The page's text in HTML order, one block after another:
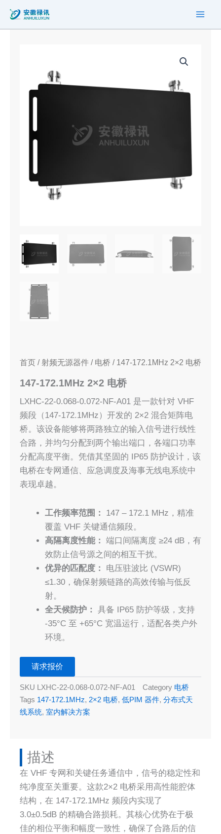
首页 / 射频无源器件 / 电桥 / 147-172.1MHz 2×2 电桥
147-172.1MHz 2×2 电桥
LXHC-22-0.068-0.072-NF-A01 是一款针对 VHF
频段（147-172.1MHz）开发的 2×2 混合矩阵电
桥。该设备能够将两路独立的输入信号进行线性
合路，并均匀分配到两个输出端口，各端口功率
分配高度平衡。凭借其坚固的 IP65 防护设计，该
电桥在专网通信、应急调度及海事无线电系统中
表现卓越。
工作频率范围：
147 – 172.1 MHz，精准
覆盖 VHF 关键通信频段。
高隔离度性能：
端口间隔离度 ≥24 dB，有
效防止信号源之间的相互干扰。
优异的匹配度：
电压驻波比 (VSWR)
≤1.30，确保射频链路的高效传输与低反
射。
全天候防护：
具备 IP65 防护等级，支持
-35°C 至 +65°C 宽温运行，适配各类户外
环境。
请求报价
SKU LXHC-22-0.068-0.072-NF-A01 Category 电桥
Tags 147-172.1MHz, 2×2 电桥, 低PIM 器件, 分布式天
线系统, 室内解决方案
描述​
在 VHF 专网和关键任务通信中，信号的稳定性和
纯净度至关重要。这款2×2 电桥采用高性能腔体
结构，在 147-172.1MHz 频段内实现了
3.0±0.5dB 的精确合路损耗。其核心优势在于极
佳的相位平衡和幅度一致性，确保了合路后的信